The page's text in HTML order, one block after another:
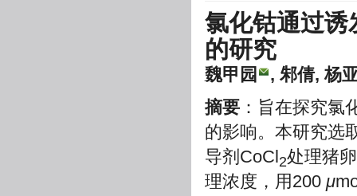
氯化钴通过诱
的研究
魏甲园
, 邾倩, 杨
摘要 ：旨在探究氯
的影响。本研究选
导剂CoCl2处理猪
理浓度，用200 μ